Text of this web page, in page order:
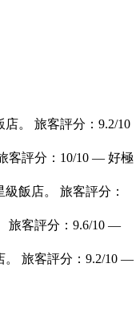
。 旅客評分：9.2/10
客評分：10/10 — 好極
飯店。 旅客評分：
旅客評分：9.6/10 —
旅客評分：9.2/10 —